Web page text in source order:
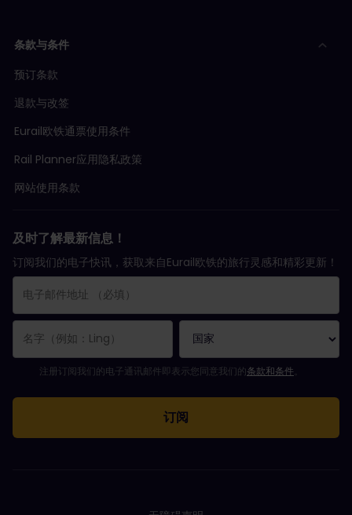
条款与条件
预订条款
退款与改签
Eurail欧铁通票使用条件
Rail Planner应用隐私政策
网站使用条款
及时了解最新信息！
订阅我们的电子快讯，获取来自Eurail欧铁的旅行灵感和精彩更新！
您已成功订阅。
电子邮件地址栏为必填栏！
电子邮件地址无效！
订阅电子通讯时出错。请稍后重试。
您已订阅此电子通讯！
请同意有关订阅电子通讯的条款和条件。
注册订阅我们的电子通讯邮件即表示您同意我们的条款和条件